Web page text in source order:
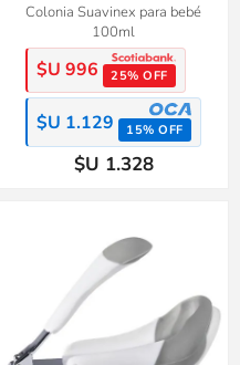
Colonia Suavinex para bebé
100ml
$U 996 25% OFF
$U 1.129 15% OFF
$U 1.328